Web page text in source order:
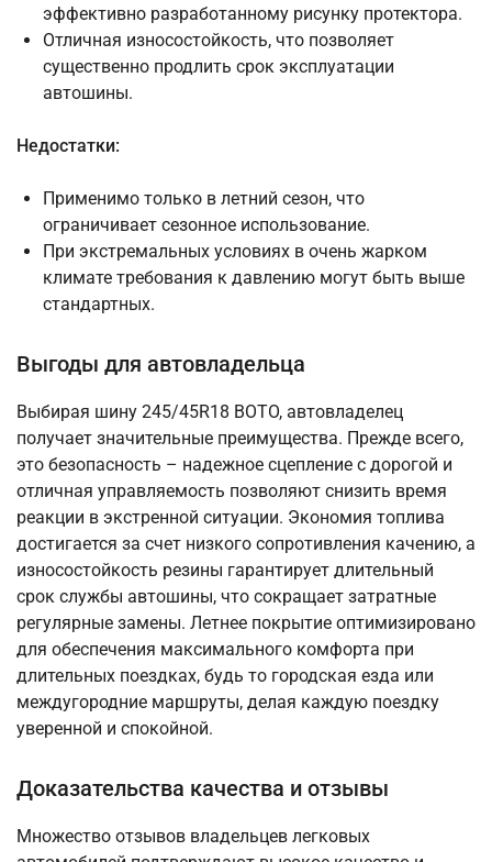
эффективно разработанному рисунку протектора.
Отличная износостойкость, что позволяет
существенно продлить срок эксплуатации
автошины.
Недостатки:
Применимо только в летний сезон, что
ограничивает сезонное использование.
При экстремальных условиях в очень жарком
климате требования к давлению могут быть выше
стандартных.
Выгоды для автовладельца
Выбирая шину 245/45R18 BOTO, автовладелец
получает значительные преимущества. Прежде всего,
это безопасность – надежное сцепление с дорогой и
отличная управляемость позволяют снизить время
реакции в экстренной ситуации. Экономия топлива
достигается за счет низкого сопротивления качению, а
износостойкость резины гарантирует длительный
срок службы автошины, что сокращает затратные
регулярные замены. Летнее покрытие оптимизировано
для обеспечения максимального комфорта при
длительных поездках, будь то городская езда или
междугородние маршруты, делая каждую поездку
уверенной и спокойной.
Доказательства качества и отзывы
Множество отзывов владельцев легковых